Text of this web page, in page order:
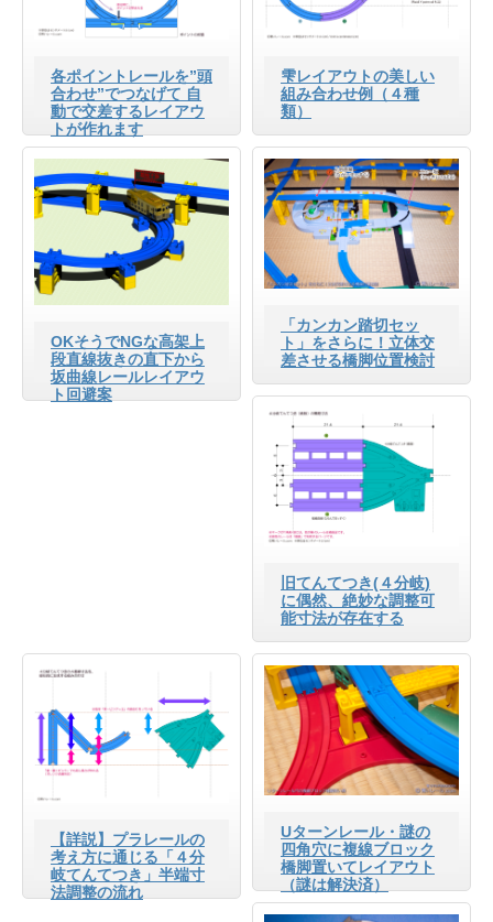
各ポイントレールを”頭
合わせ”でつなげて 自
動で交差するレイアウ
トが作れます
雫レイアウトの美しい
組み合わせ例（４種
類）
OKそうでNGな高架上
段直線抜きの直下から
坂曲線レールレイアウ
ト回避案
「カンカン踏切セッ
ト」をさらに！立体交
差させる橋脚位置検討
旧てんてつき(４分岐)
に偶然、絶妙な調整可
能寸法が存在する
【詳説】プラレールの
考え方に通じる「４分
岐てんてつき」半端寸
法調整の流れ
Uターンレール・謎の
四角穴に複線ブロック
橋脚置いてレイアウト
（謎は解決済）